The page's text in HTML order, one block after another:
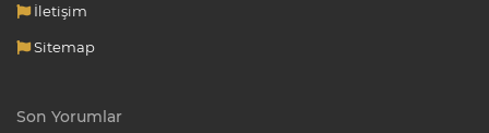
İletişim
Sitemap
Son Yorumlar